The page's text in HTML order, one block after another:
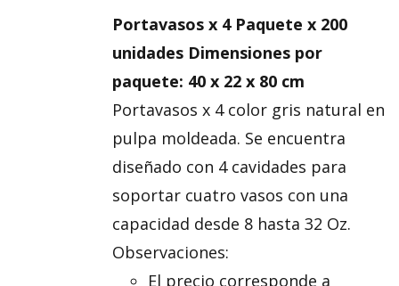
Portavasos x 4 Paquete x 200
unidades Dimensiones por
paquete: 40 x 22 x 80 cm
Portavasos x 4 color gris natural en
pulpa moldeada. Se encuentra
diseñado con 4 cavidades para
soportar cuatro vasos con una
capacidad desde 8 hasta 32 Oz.
Observaciones:
El precio corresponde a